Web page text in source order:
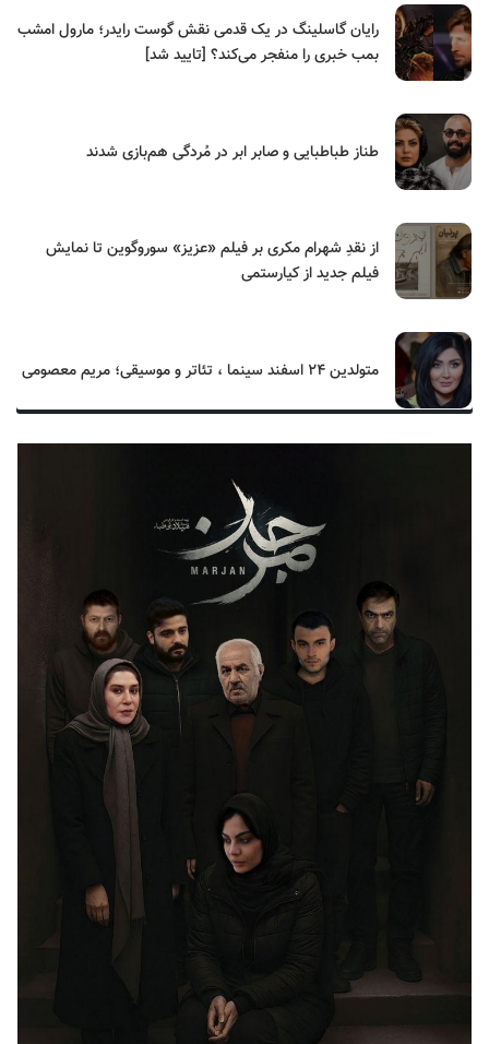
رایان گاسلینگ در یک قدمی نقش گوست رایدر؛ مارول امشب
بمب خبری را منفجر می‌کند؟ [تایید شد]
طناز طباطبایی و صابر ابر در مُردگی هم‌بازی شدند
از نقدِ شهرام مکری بر فیلم «عزیز» سوروگوین تا نمایش
فیلم جدید از کیارستمی
متولدین ۲۴ اسفند سینما ، تئاتر و موسیقی؛ مریم معصومی